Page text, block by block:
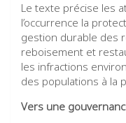
Le texte précise les
l’occurrence la
gestion durable des
reboisement et
les infractions
des populations à la
Vers une